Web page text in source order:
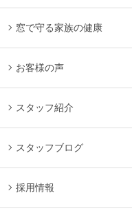
窓で守る家族の健康
お客様の声
スタッフ紹介
スタッフブログ
採用情報